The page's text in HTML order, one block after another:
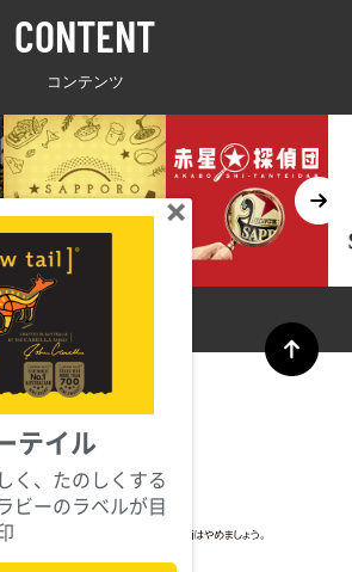
CONTENT
コンテンツ
テイル
く、たのしくする
ビーのラベルが目